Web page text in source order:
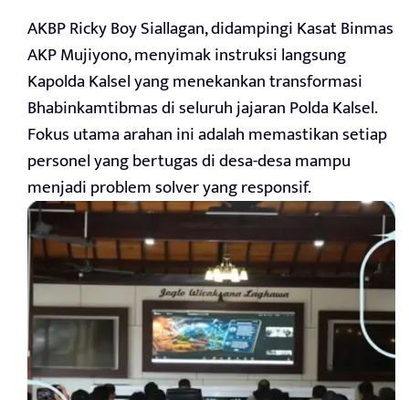
AKBP Ricky Boy Siallagan, didampingi Kasat Binmas
AKP Mujiyono, menyimak instruksi langsung
Kapolda Kalsel yang menekankan transformasi
Bhabinkamtibmas di seluruh jajaran Polda Kalsel.
Fokus utama arahan ini adalah memastikan setiap
personel yang bertugas di desa-desa mampu
menjadi problem solver yang responsif.